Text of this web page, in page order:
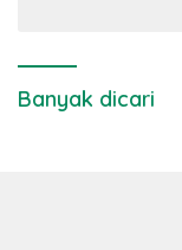
Banyak dicari